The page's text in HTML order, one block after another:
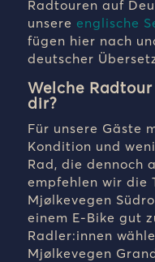
Radtouren auf
unsere englische
fügen hier nach
deutscher
Welche
dir?
Für unsere Gäste
Kondition und
Rad, die dennoch
empfehlen wir die
Mjølkevegen
einem E-Bike gut
Radler:innen
Mjølkevegen